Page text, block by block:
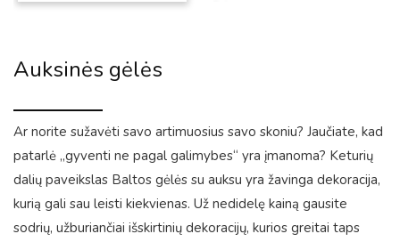
Auksinės gėlės
Ar norite sužavėti savo artimuosius savo skoniu? Jaučiate, kad
patarlė „gyventi ne pagal galimybes“ yra įmanoma? Keturių
dalių paveikslas Baltos gėlės su auksu yra žavinga dekoracija,
kurią gali sau leisti kiekvienas. Už nedidelę kainą gausite
sodrių, užburiančiai išskirtinių dekoracijų, kurios greitai taps